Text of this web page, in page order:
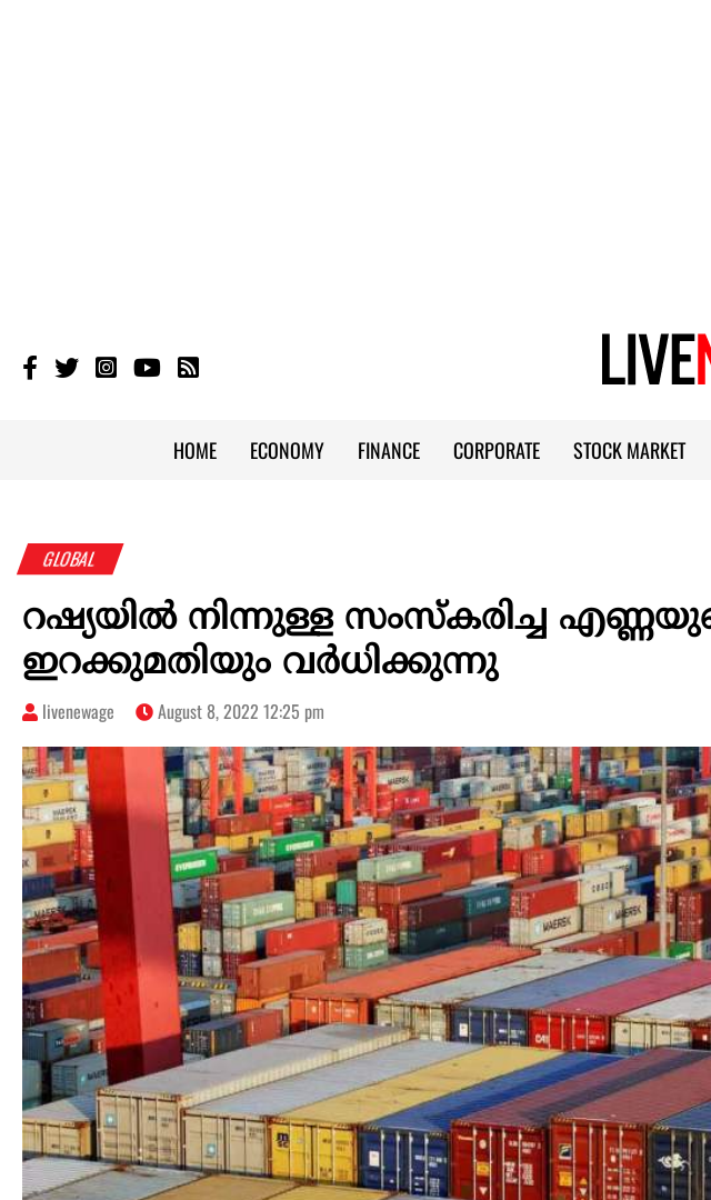
HOME ECONOMY FINANCE CORPORATE STOCK MARKET
GLOBAL
റഷ്യയിൽ നിന്നുള്ള സംസ്കരിച്ച
ഇറക്കുമതിയും വർധിക്കുന്നു
livenewage August 8, 2022 12:25 pm